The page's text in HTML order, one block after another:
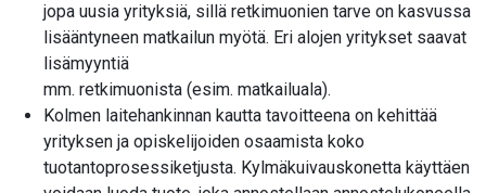
jopa uusia yrityksiä, sillä retkimuonien tarve on kasvussa
lisääntyneen matkailun myötä. Eri alojen yritykset saavat
lisämyyntiä
mm. retkimuonista (esim. matkailuala).
Kolmen laitehankinnan kautta tavoitteena on kehittää
yrityksen ja opiskelijoiden osaamista koko
tuotantoprosessiketjusta. Kylmäkuivauskonetta käyttäen